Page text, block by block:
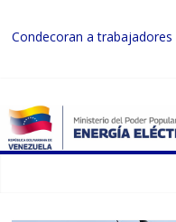
Condecoran a
labor tras el doble sismo del
Gobierno Nacional
Inspeccionan trabajos de
en Carabobo
Gobierno Nacional activa